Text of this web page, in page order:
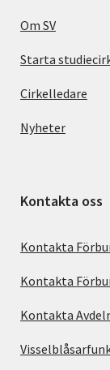
Om SV
Starta
Cirkelledare
Nyheter
Kontakta oss
Kontakta
Kontakta
Kontakta